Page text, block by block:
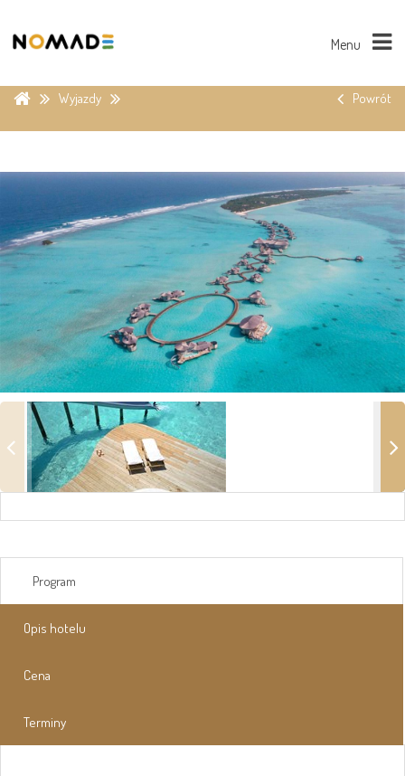
Menu
Wyjazdy Powrót
Program
Opis hotelu
Cena
Terminy